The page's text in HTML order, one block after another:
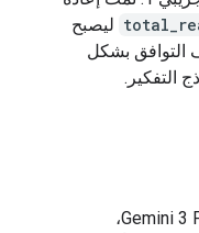
ليصبح
التوافق بشكل
التفكير.